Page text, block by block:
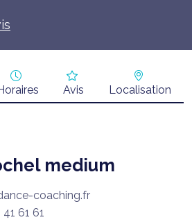
Avis Localisation
medium
coaching.fr
61 61